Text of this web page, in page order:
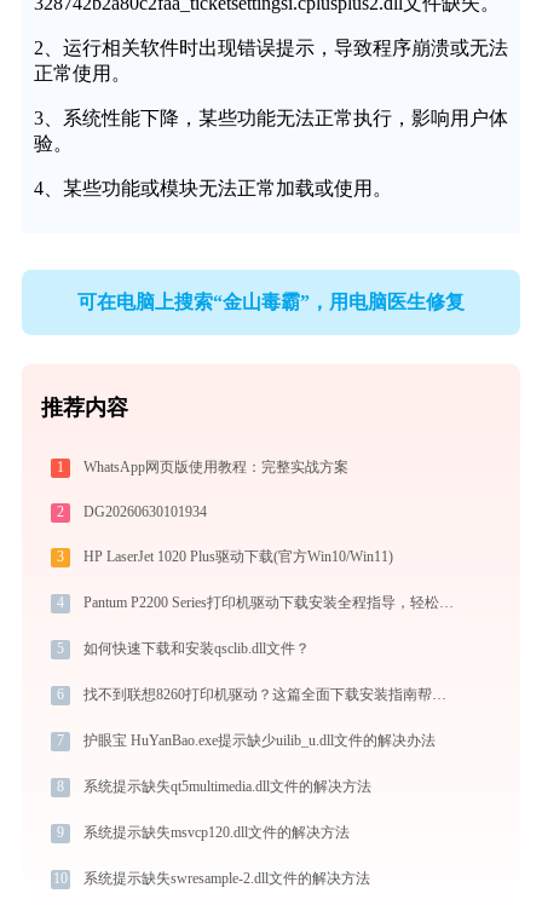
2、运行相关软件时出现错误提示，导致程序崩溃或无法
正常使用。
3、系统性能下降，某些功能无法正常执行，影响用户体
验。
4、某些功能或模块无法正常加载或使用。
可在电脑上搜索“金山毒霸”，用电脑医生修复
推荐内容
1 WhatsApp网页版使用教程：完整实战方案
2 DG20260630101934
3 HP LaserJet 1020 Plus驱动下载(官方Win10/Win11)
4 Pantum P2200 Series打印机驱动下载安装全程指导，轻松解决打印问题
5 如何快速下载和安装qsclib.dll文件？
6 找不到联想8260打印机驱动？这篇全面下载安装指南帮到你
7 护眼宝 HuYanBao.exe提示缺少uilib_u.dll文件的解决办法
8 系统提示缺失qt5multimedia.dll文件的解决方法
9 系统提示缺失msvcp120.dll文件的解决方法
10 系统提示缺失swresample-2.dll文件的解决方法